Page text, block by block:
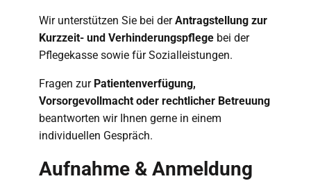
Wir unterstützen Sie bei derAntragstellung zur
Kurzzeit- und Verhinderungspflege bei der
Pflegekasse sowie für Sozialleistungen.
Fragen zur Patientenverfügung,
Vorsorgevollmacht oder rechtlicher Betreuung
beantworten wir Ihnen gerne in einem
individuellen Gespräch.
Aufnahme & Anmeldung